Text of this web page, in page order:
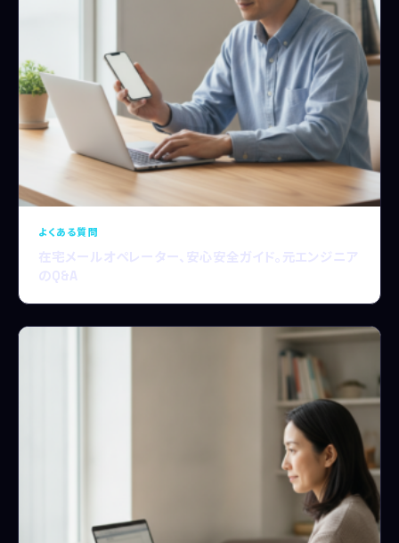
よくある質問